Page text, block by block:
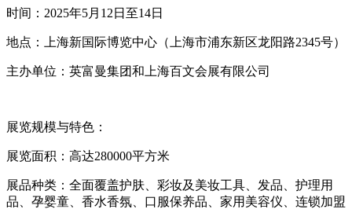
时间：2025年5月12日至14日
地点：上海新国际博览中心（上海市浦东新区龙阳路2345号）
主办单位：英富曼集团和上海百文会展有限公司
展览规模与特色：
展览面积：高达280000平方米
展品种类：全面覆盖护肤、彩妆及美妆工具、发品、护理用
品、孕婴童、香水香氛、口服保养品、家用美容仪、连锁加盟